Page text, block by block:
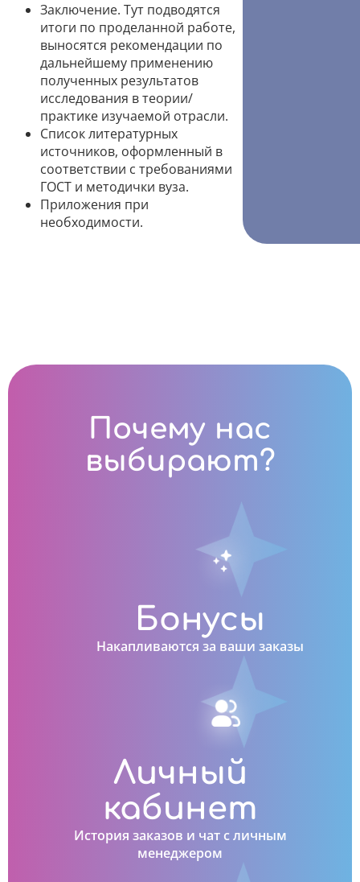
Заключение. Тут подводятся
итоги по проделанной работе,
выносятся рекомендации по
дальнейшему применению
полученных результатов
исследования в теории/
практике изучаемой отрасли.
Список литературных
источников, оформленный в
соответствии с требованиями
ГОСТ и методички вуза.
Приложения при
необходимости.
Почему нас
выбирают?
Бонусы
Накапливаются за ваши заказы
Личный
кабинет
История заказов и чат с личным
менеджером